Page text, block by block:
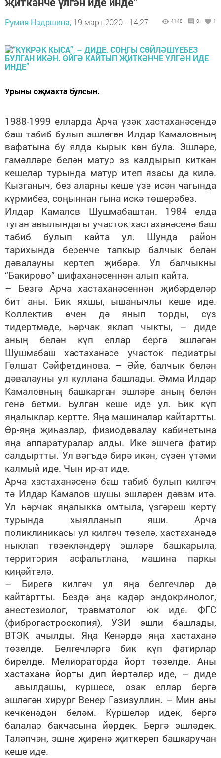
Румия Надршина, 19 март 2020 - 14:27 4148 0 1
Урыны оҗмахта булсын.
1988-1999 елларда Арча үзәк хастаханәсендә
баш табиб булып эшләгән Илдар Камаловның
вафатына бу ялда кырык көн була. Эшләре,
гамәлләре белән матур эз калдырып киткән
кешеләр турында матур итеп язасы да килә.
Кызганыч, без аларны кеше үзе исән чагында
күрмибез, соңыннан гына искә төшерәбез.
Илдар Камалов Шушмабаштан. 1984 елда
туган авылындагы участок хастаханәсенә баш
табиб булып кайта ул. Шунда район
тарихында беренче тапкыр балчык белән
дәвалауны кертеп җибәрә. Ул балчыкны
“Бакирово” шифаханәсеннән алып кайта.
– Безгә Арча хастаханәсеннән җибәрделәр
бит аны. Бик яхшы, ышанычлы кеше иде.
Коллектив өчен дә янып торды, сүз
тидертмәде, һәрчак яклап чыкты, – диде
аның белән күп еллар бергә эшләгән
Шушмабаш хастаханәсе участок педиатры
Гөлшат Сәйфетдинова. – Әйе, балчык белән
дәвалауны ул куллана башлады. Әмма Илдар
Камаловның башкарган эшләре аның белән
генә бетми. Булган кеше иде ул. Бик күп
яңалыклар кертте. Яңа машиналар кайтартты.
Өр-яңа җиһазлар, физиодәвалау кабинетына
яңа аппаратуралар алды. Ике эшчегә фатир
салдыртты. Ул вәгъдә бирә икән, сүзен үтәми
калмый иде. Чын ир-ат иде.
Арча хастаханәсенә баш табиб булып килгәч
тә Илдар Камалов шушы эшләрен дәвам итә.
Ул һәрчак яңалыкка омтыла, үзгәреш кертү
турында хыялланып яши. Арча
поликлиникасы ул килгәч төзелә, хастаханәдә
ныклап төзекләндерү эшләре башкарыла,
территория асфальтлана, машина паркы
киңәйтелә.
– Бирегә килгәч ул яңа белгечләр дә
кайтартты. Бездә аңа кадәр эндокринолог,
анестезиолог, травматолог юк иде. ФГС
(фиброгастроскопия), УЗИ эшли башлады,
ВТЭК ачылды. Яңа Кенәрдә яңа хастаханә
төзелде. Белгечләргә бик күп фатирлар
бирелде. Мелиораторда йорт төзелде. Аны
хастаханә йорты дип йөртәләр иде, – диде
авылдашы, күршесе, озак еллар бергә
эшләгән хирург Венер Газизуллин. – Мин аны
кечкенәдән беләм. Күршеләр идек, бергә
балалар бакчасына йөрдек. Бергә эшләдек.
Таләпчән, эшне җиренә җиткереп башкаручан
кеше иде.